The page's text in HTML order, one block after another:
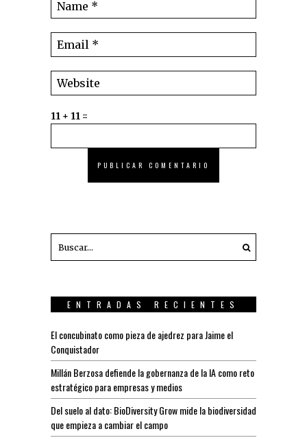
11 + 11 =
ENTRADAS RECIENTES
El concubinato como pieza de ajedrez para Jaime el
Conquistador
Millán Berzosa defiende la gobernanza de la IA como reto
estratégico para empresas y medios
Del suelo al dato: BioDiversity Grow mide la biodiversidad
que empieza a cambiar el campo